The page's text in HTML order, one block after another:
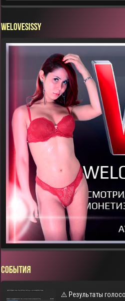
WELOVESISSY
СОБЫТИЯ
⚠️ Результаты